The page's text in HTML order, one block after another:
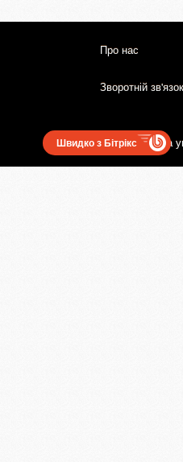
Про нас
Зворотній зв'язок
Користувацька
Швидко з Бітрікс